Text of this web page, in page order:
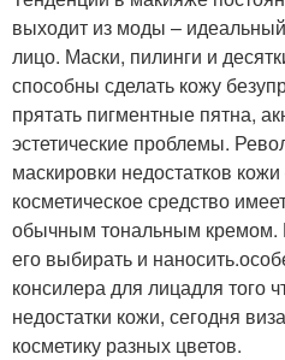
выходит из моды –
лицо. Маски, пилинги и
способны сделать кожу
прятать пигментные пятна,
эстетические проблемы.
маскировки недостатков
косметическое средство
обычным тональным кремом.
его выбирать и
консилера для лицадля того
недостатки кожи, сегодня
косметику разных цветов.